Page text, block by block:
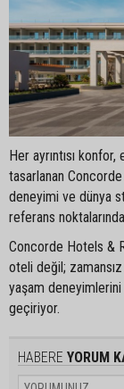
Her ayrıntısı
tasarlanan
deneyimi ve dünya
referans
Concorde Hotels &
oteli değil;
yaşam
geçiriyor.
HABERE YORUM